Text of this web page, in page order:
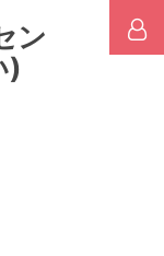
ン
)